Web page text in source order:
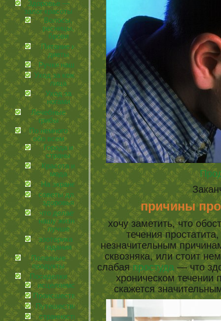
Здоровье —
залог красоты
Волосы,
ресницы,
брови
Питание и
диеты
Ручки наши
Уход за кожей
лица
Уход за
ногами
Лечебные
грибы
По немного
обо всем
Города и
страны
Красота и
мода
На экране
советы для
здоровья
что делает
нашу жизнь
лучше
эзотерика и
гадания
Полезные
продукты
Посиделки
иcцеляемся
Происшествия
Путешествия
странности
причины
хочу заметить, что
течения
незначительным
сквозняка, или стоит
слабаяпростуда — что
хроническом течении
скажется